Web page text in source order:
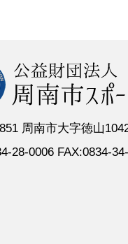
周南市大字徳山
28-0006 FAX:0834-